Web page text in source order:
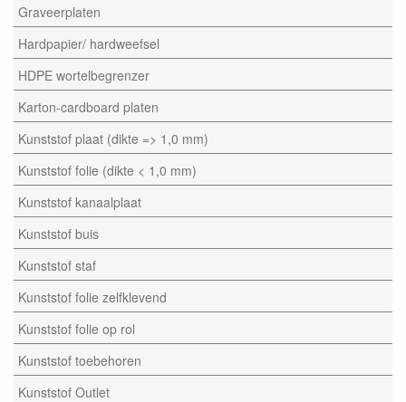
Graveerplaten
Hardpapier/ hardweefsel
HDPE wortelbegrenzer
Karton-cardboard platen
Kunststof plaat (dikte => 1,0 mm)
Kunststof folie (dikte < 1,0 mm)
Kunststof kanaalplaat
Kunststof buis
Kunststof staf
Kunststof folie zelfklevend
Kunststof folie op rol
Kunststof toebehoren
Kunststof Outlet